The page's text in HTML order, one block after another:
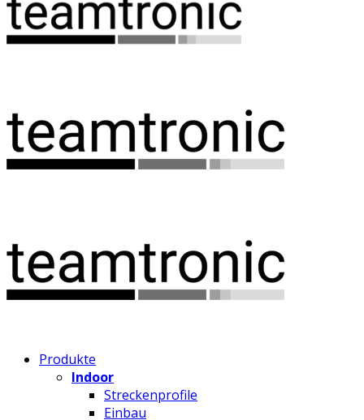
Produkte
Indoor
Streckenprofile
Einbau